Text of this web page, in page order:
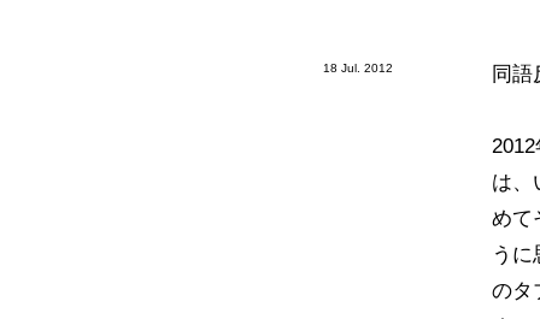
18 Jul. 2012 同語
は、
めて
う
のタ